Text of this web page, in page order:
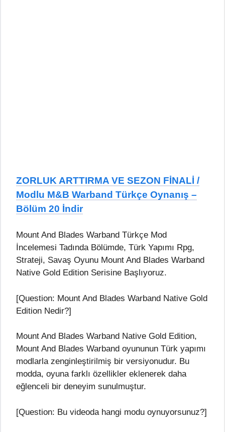
ZORLUK ARTTIRMA VE SEZON FİNALİ /
Modlu M&B Warband Türkçe Oynanış –
Bölüm 20 İndir
Mount And Blades Warband Türkçe Mod
İncelemesi Tadında Bölümde, Türk Yapımı Rpg,
Strateji, Savaş Oyunu Mount And Blades Warband
Native Gold Edition Serisine Başlıyoruz.
[Question: Mount And Blades Warband Native Gold
Edition Nedir?]
Mount And Blades Warband Native Gold Edition,
Mount And Blades Warband oyununun Türk yapımı
modlarla zenginleştirilmiş bir versiyonudur. Bu
modda, oyuna farklı özellikler eklenerek daha
eğlenceli bir deneyim sunulmuştur.
[Question: Bu videoda hangi modu oynuyorsunuz?]